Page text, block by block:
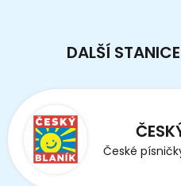
DALŠÍ
České